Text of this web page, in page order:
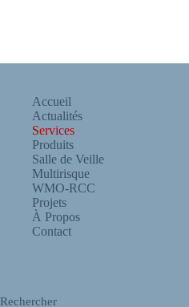
Accueil
Actualités
Services
Produits
Salle de Veille
Multirisque
WMO-RCC
Projets
À Propos
Contact
Rechercher